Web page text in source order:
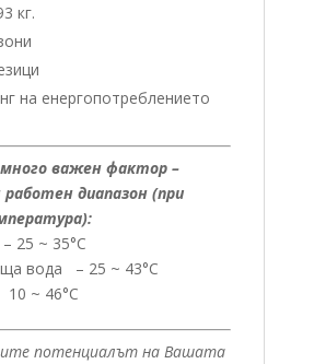
кг.
на енергопотреблението
важен фактор –
диапазон (при
25 ~ 35°C
вода – 25 ~ 43°C
~ 46°C
потенциалът на Вашата